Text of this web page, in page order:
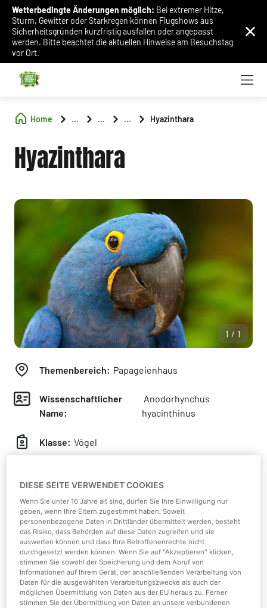
Wetterbedingte Änderungen möglich: Bei extremer Hitze,
Sturm, Gewitter oder Starkregen können Flugshows aus
Sicherheitsgründen kurzfristig ausfallen oder angepasst
werden. Bitte beachtet die aktuellen Hinweise am Besuchstag
vor Ort.
Home ... ... ... Hyazinthara
Hyazinthara
1/1
Themenbereich: Papageienhaus
Wissenschaftlicher
Name:
Anodorhynchus
hyacinthinus
Klasse: Vögel
Lebensraum:
Feuchtgebiet "Pantanal", lichte
Wälder
Nahrung: Sämereien, Nüsse, Früchte wie Feigen,
Beeren
Gewicht:1,4 - 1,7 kg
DIESE SEITE VERWENDET COOKIES
Wenn Sie unter 16 Jahre alt sind, dürfen Sie Ihre Einwilligung nur
geben, wenn Ihre Eltern zugestimmt haben. Soweit
personenbezogene Daten in Drittländer übermittelt werden, besteht
das Risiko, dass Behörden auf diese Daten zugreifen und sie
auswerten können und dass Ihre Betroffenenrechte nicht
durchgesetzt werden können. Wenn Sie auf "Akzeptieren" klicken,
stimmen Sie sowohl der Speicherung und dem Abruf von
Informationen auf Ihrem Gerät, der anschließenden Verarbeitung von
Daten für die ausgewählten Verarbeitungszwecke als auch der
möglichen Übermittlung von Daten aus der EU heraus zu. Ferner
stimmen Sie der Übermittlung von Daten an unsere verbundenen